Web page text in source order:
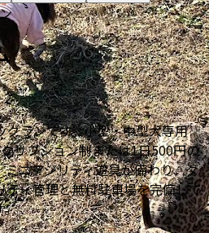
ランです。小型・中型犬専用
リプション制または1日500円の
ニアジリティ遊具が備わり、ダ
ィ管理と無料駐車場を完備して
。